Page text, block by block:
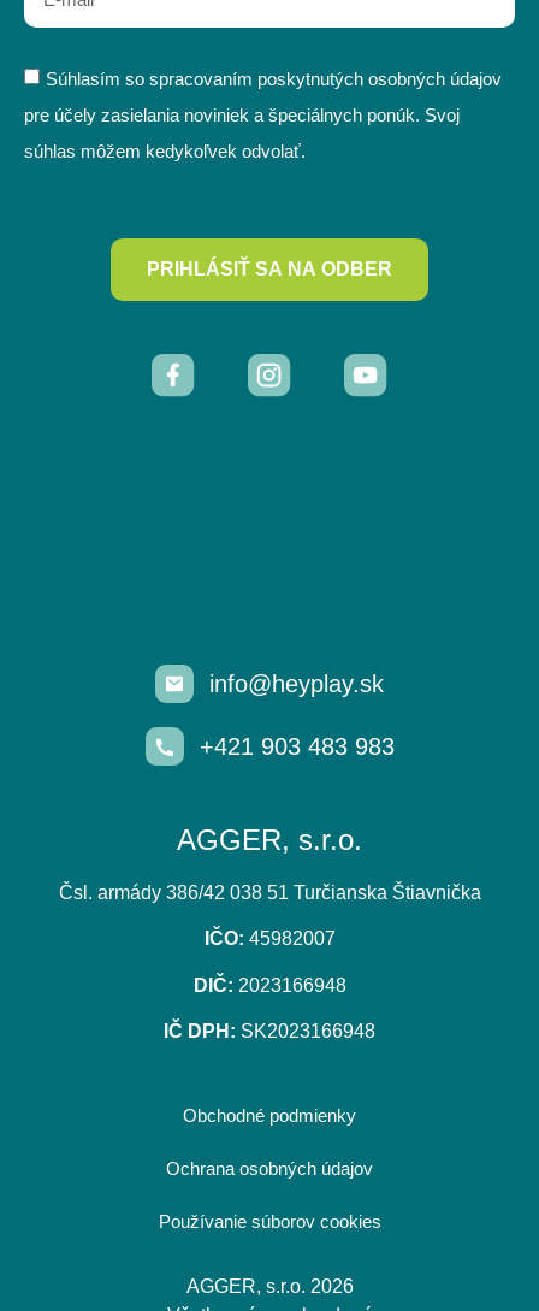
info@heyplay.sk
+421 903 483 983
AGGER, s.r.o.
Čsl. armády 386/42 038 51 Turčianska Štiavnička
IČO: 45982007
DIČ: 2023166948
IČ DPH: SK2023166948
Súhlasím so spracovaním poskytnutých osobných údajov
pre účely zasielania noviniek a špeciálnych ponúk. Svoj
súhlas môžem kedykoľvek odvolať.
PRIHLÁSIŤ SA NA ODBER
Obchodné podmienky
Ochrana osobných údajov
Používanie súborov cookies
AGGER, s.r.o. 2026